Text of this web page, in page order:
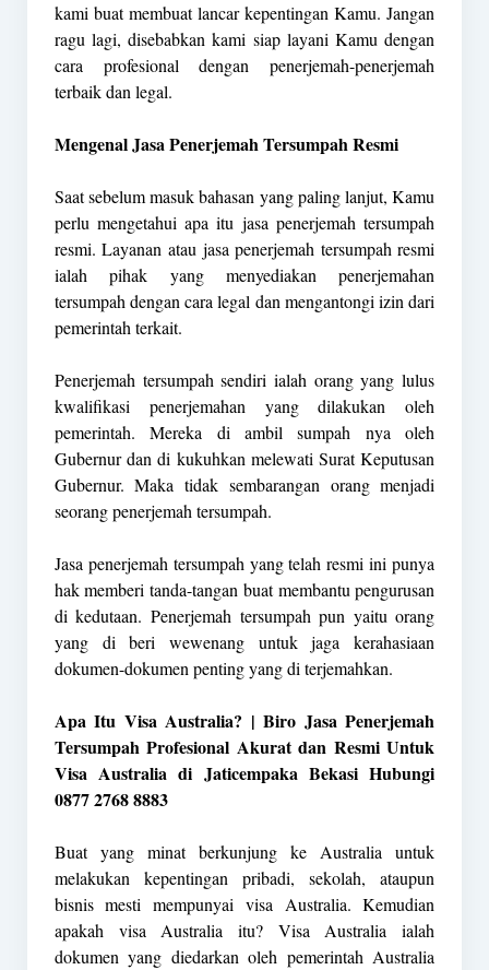
kami buat membuat lancar kepentingan Kamu. Jangan
ragu lagi, disebabkan kami siap layani Kamu dengan
cara profesional dengan penerjemah-penerjemah
terbaik dan legal.
Mengenal Jasa Penerjemah Tersumpah Resmi
Saat sebelum masuk bahasan yang paling lanjut, Kamu
perlu mengetahui apa itu jasa penerjemah tersumpah
resmi. Layanan atau jasa penerjemah tersumpah resmi
ialah pihak yang menyediakan penerjemahan
tersumpah dengan cara legal dan mengantongi izin dari
pemerintah terkait.
Penerjemah tersumpah sendiri ialah orang yang lulus
kwalifikasi penerjemahan yang dilakukan oleh
pemerintah. Mereka di ambil sumpah nya oleh
Gubernur dan di kukuhkan melewati Surat Keputusan
Gubernur. Maka tidak sembarangan orang menjadi
seorang penerjemah tersumpah.
Jasa penerjemah tersumpah yang telah resmi ini punya
hak memberi tanda-tangan buat membantu pengurusan
di kedutaan. Penerjemah tersumpah pun yaitu orang
yang di beri wewenang untuk jaga kerahasiaan
dokumen-dokumen penting yang di terjemahkan.
Apa Itu Visa Australia? | Biro Jasa Penerjemah
Tersumpah Profesional Akurat dan Resmi Untuk
Visa Australia di Jaticempaka Bekasi Hubungi
0877 2768 8883
Buat yang minat berkunjung ke Australia untuk
melakukan kepentingan pribadi, sekolah, ataupun
bisnis mesti mempunyai visa Australia. Kemudian
apakah visa Australia itu? Visa Australia ialah
dokumen yang diedarkan oleh pemerintah Australia